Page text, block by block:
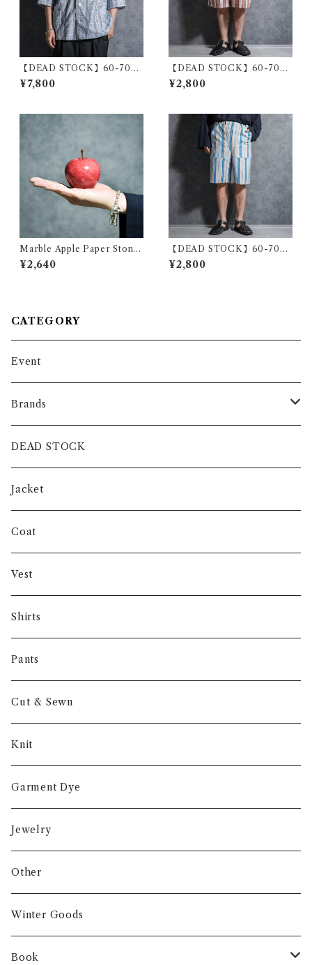
【DEAD STOCK】60-70s
Polish Army Stripe Open-c
ollar Shirts Blue ポーランド
¥7,800
【DEAD STOCK】60-70s
Polish Army Stripe Half Pa
nts Brown Stripe ポーランド
¥2,800
Marble Apple Paper Stone
Red Large マーブルアップル
ペーパーウエイト リンゴ オブ
¥2,640
【DEAD STOCK】60-70s
Polish Army Stripe Half Pa
nts Blue STポーランド軍 ス
¥2,800
CATEGORY
Event
Brands
intch.
SHUREN
INVERTERE
Gambert
NORIEI
Other
DEAD STOCK
Jacket
Coat
Vest
Shirts
Pants
Cut & Sewn
Knit
Garment Dye
Jewelry
Other
Winter Goods
Book